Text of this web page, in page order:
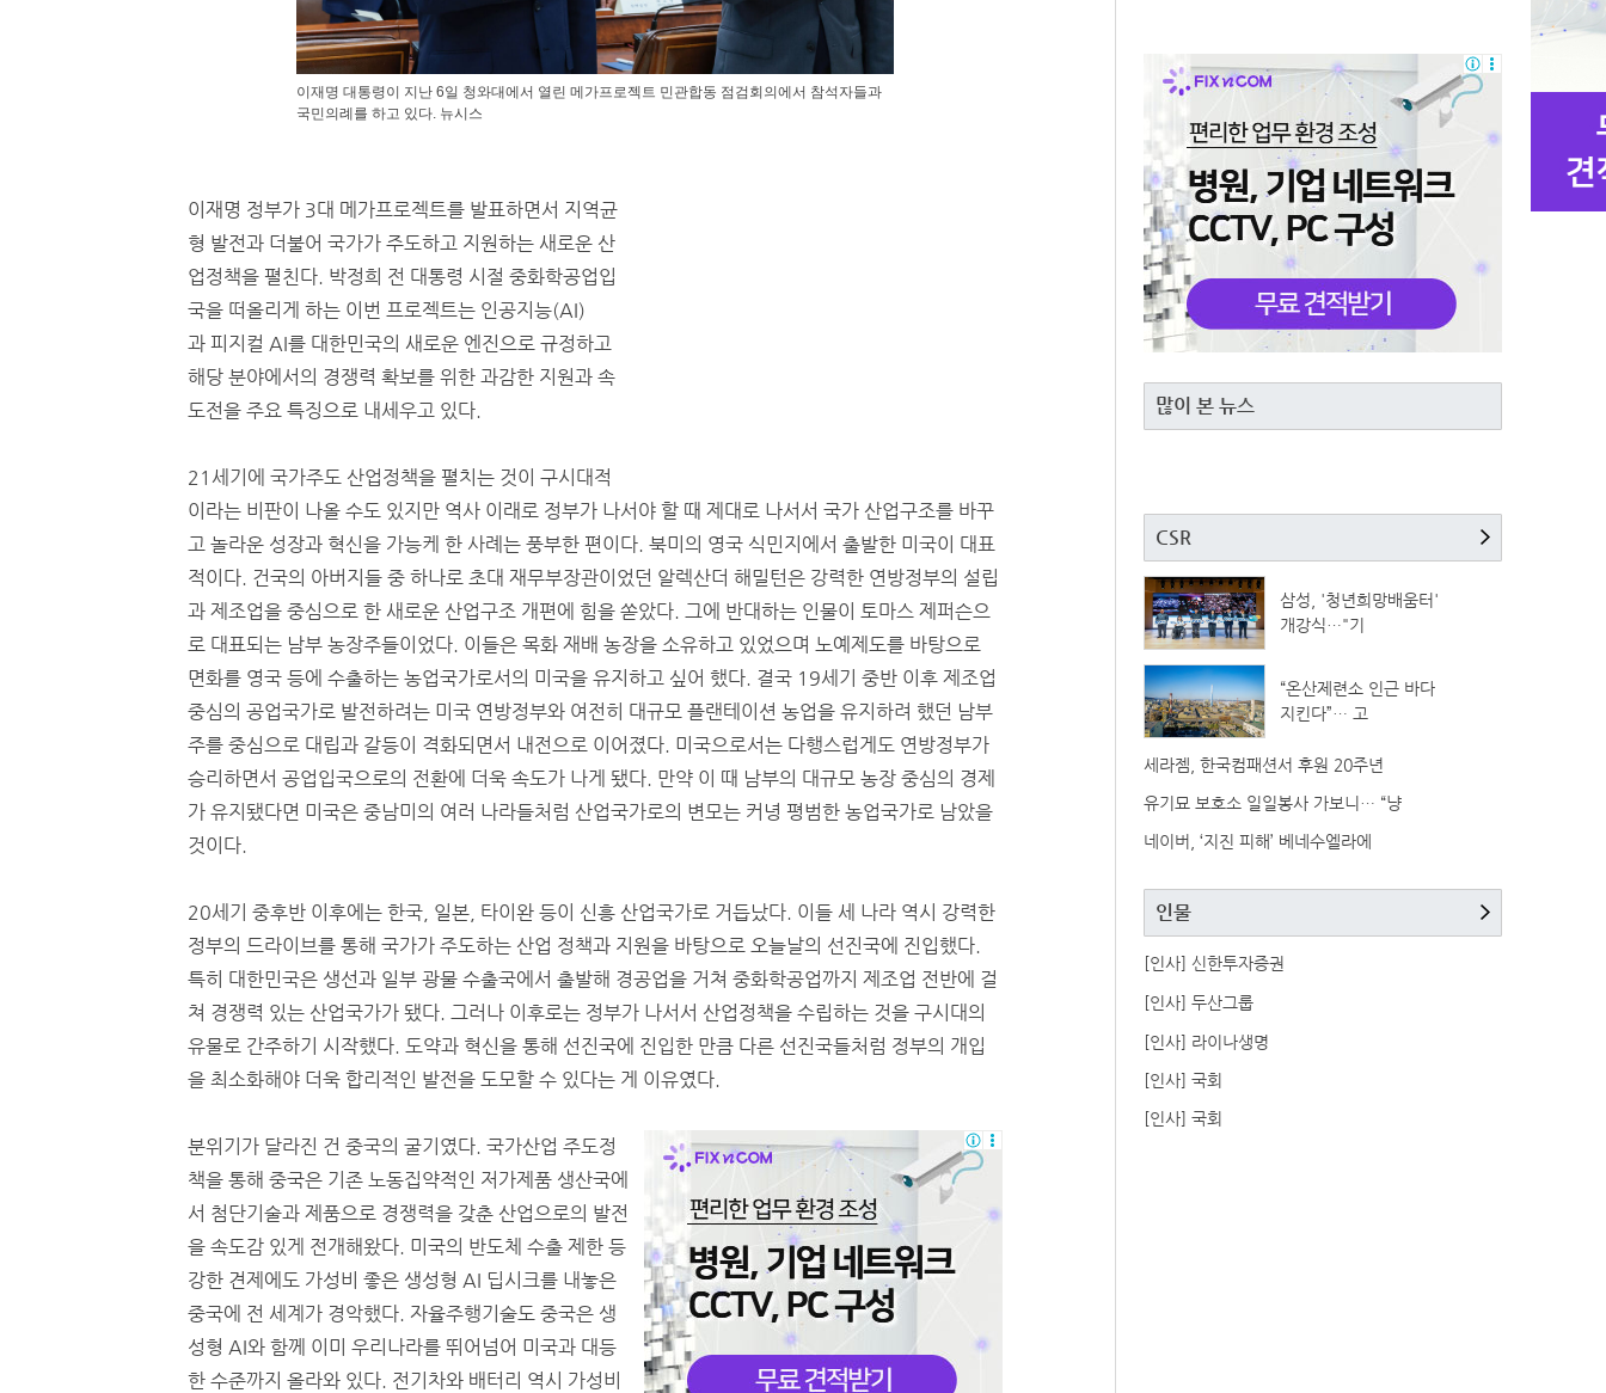
이재명 대통령이 지난 6일 청와대에서 열린 메가프로젝트 민관합동 점검회의에서 참석자들과
국민의례를 하고 있다. 뉴시스
이재명 정부가 3대 메가프로젝트를 발표하면서 지역균
형 발전과 더불어 국가가 주도하고 지원하는 새로운 산
업정책을 펼친다. 박정희 전 대통령 시절 중화학공업입
국을 떠올리게 하는 이번 프로젝트는 인공지능(AI)
과 피지컬 AI를 대한민국의 새로운 엔진으로 규정하고
해당 분야에서의 경쟁력 확보를 위한 과감한 지원과 속
도전을 주요 특징으로 내세우고 있다.
21세기에 국가주도 산업정책을 펼치는 것이 구시대적
이라는 비판이 나올 수도 있지만 역사 이래로 정부가 나서야 할 때 제대로 나서서 국가 산업구조를 바꾸
고 놀라운 성장과 혁신을 가능케 한 사례는 풍부한 편이다. 북미의 영국 식민지에서 출발한 미국이 대표
적이다. 건국의 아버지들 중 하나로 초대 재무부장관이었던 알렉산더 해밀턴은 강력한 연방정부의 설립
과 제조업을 중심으로 한 새로운 산업구조 개편에 힘을 쏟았다. 그에 반대하는 인물이 토마스 제퍼슨으
로 대표되는 남부 농장주들이었다. 이들은 목화 재배 농장을 소유하고 있었으며 노예제도를 바탕으로
면화를 영국 등에 수출하는 농업국가로서의 미국을 유지하고 싶어 했다. 결국 19세기 중반 이후 제조업
중심의 공업국가로 발전하려는 미국 연방정부와 여전히 대규모 플랜테이션 농업을 유지하려 했던 남부
주를 중심으로 대립과 갈등이 격화되면서 내전으로 이어졌다. 미국으로서는 다행스럽게도 연방정부가
승리하면서 공업입국으로의 전환에 더욱 속도가 나게 됐다. 만약 이 때 남부의 대규모 농장 중심의 경제
가 유지됐다면 미국은 중남미의 여러 나라들처럼 산업국가로의 변모는 커녕 평범한 농업국가로 남았을
것이다.
20세기 중후반 이후에는 한국, 일본, 타이완 등이 신흥 산업국가로 거듭났다. 이들 세 나라 역시 강력한
정부의 드라이브를 통해 국가가 주도하는 산업 정책과 지원을 바탕으로 오늘날의 선진국에 진입했다.
특히 대한민국은 생선과 일부 광물 수출국에서 출발해 경공업을 거쳐 중화학공업까지 제조업 전반에 걸
쳐 경쟁력 있는 산업국가가 됐다. 그러나 이후로는 정부가 나서서 산업정책을 수립하는 것을 구시대의
유물로 간주하기 시작했다. 도약과 혁신을 통해 선진국에 진입한 만큼 다른 선진국들처럼 정부의 개입
을 최소화해야 더욱 합리적인 발전을 도모할 수 있다는 게 이유였다.
분위기가 달라진 건 중국의 굴기였다. 국가산업 주도정
책을 통해 중국은 기존 노동집약적인 저가제품 생산국에
서 첨단기술과 제품으로 경쟁력을 갖춘 산업으로의 발전
을 속도감 있게 전개해왔다. 미국의 반도체 수출 제한 등
강한 견제에도 가성비 좋은 생성형 AI 딥시크를 내놓은
중국에 전 세계가 경악했다. 자율주행기술도 중국은 생
성형 AI와 함께 이미 우리나라를 뛰어넘어 미국과 대등
한 수준까지 올라와 있다. 전기차와 배터리 역시 가성비
많이 본 뉴스
CSR
삼성, '청년희망배움터'
개강식…"기
“온산제련소 인근 바다
지킨다”… 고
세라젬, 한국컴패션서 후원 20주년
유기묘 보호소 일일봉사 가보니… “냥
네이버, ‘지진 피해’ 베네수엘라에
인물
[인사] 신한투자증권
[인사] 두산그룹
[인사] 라이나생명
[인사] 국회
[인사] 국회